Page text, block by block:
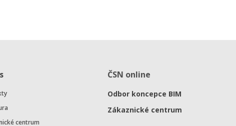
centrum
ČSN online
Odbor koncepce BIM
Zákaznické centrum